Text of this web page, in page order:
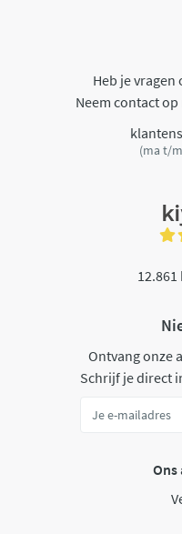
Heb je vragen
Neem contact
(ma t/
Ontvang onze
Schrijf je direct